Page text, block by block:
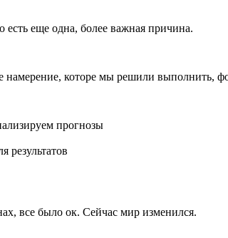
еще одна, более важная причина.
намерение, которе мы решили выполнить,
прогнозы
результатов
все было ок. Сейчас мир изменился.